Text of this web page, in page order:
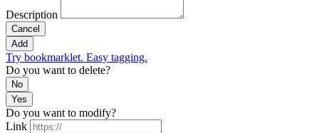
Description
Cancel
Add
Try bookmarklet. Easy tagging.
Do you want to delete?
No
Yes
Do you want to modify?
Link